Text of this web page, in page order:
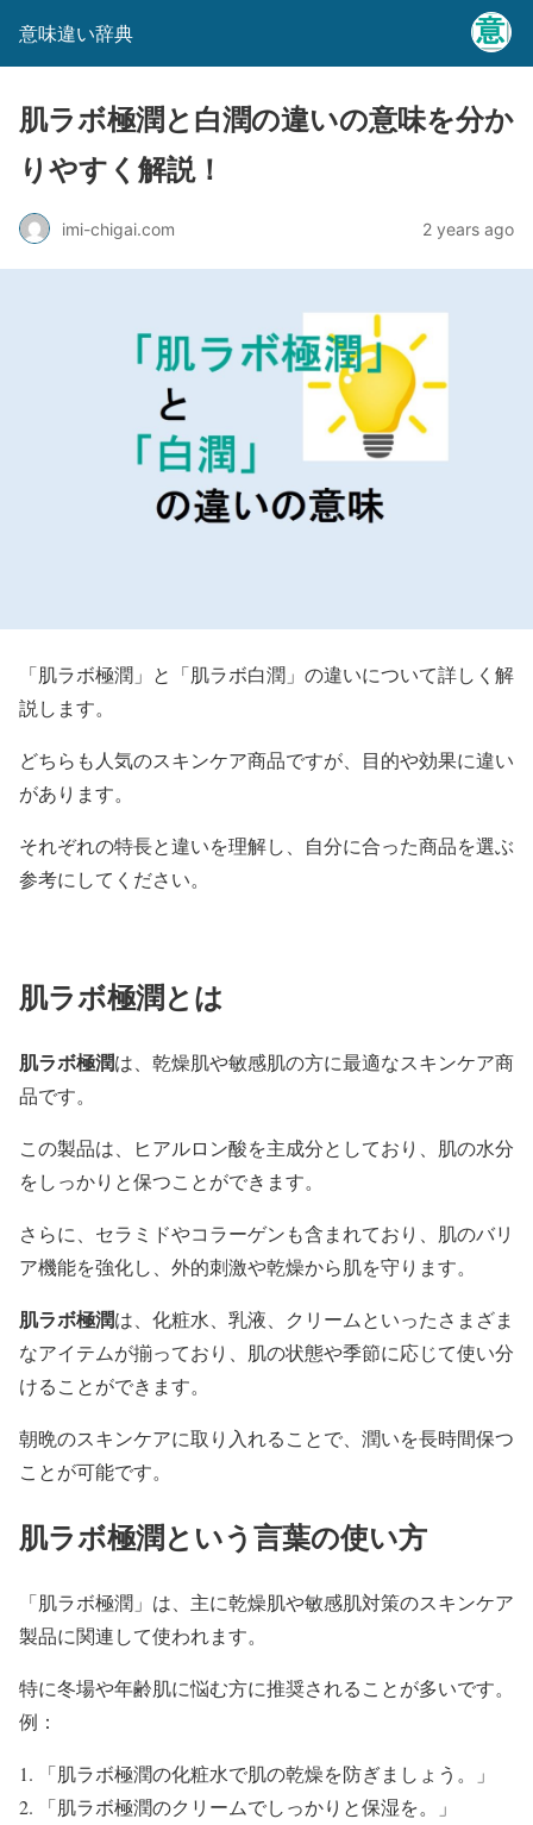
意味違い辞典
肌ラボ極潤と白潤の違いの意味を分か
りやすく解説！
imi-chigai.com 2 years ago
「肌ラボ極潤」と「肌ラボ白潤」の違いについて詳しく解
説します。
どちらも人気のスキンケア商品ですが、目的や効果に違い
があります。
それぞれの特長と違いを理解し、自分に合った商品を選ぶ
参考にしてください。
肌ラボ極潤とは
肌ラボ極潤は、乾燥肌や敏感肌の方に最適なスキンケア商
品です。
この製品は、ヒアルロン酸を主成分としており、肌の水分
をしっかりと保つことができます。
さらに、セラミドやコラーゲンも含まれており、肌のバリ
ア機能を強化し、外的刺激や乾燥から肌を守ります。
肌ラボ極潤は、化粧水、乳液、クリームといったさまざま
なアイテムが揃っており、肌の状態や季節に応じて使い分
けることができます。
朝晩のスキンケアに取り入れることで、潤いを長時間保つ
ことが可能です。
肌ラボ極潤という言葉の使い方
「肌ラボ極潤」は、主に乾燥肌や敏感肌対策のスキンケア
製品に関連して使われます。
特に冬場や年齢肌に悩む方に推奨されることが多いです。
例：
「肌ラボ極潤の化粧水で肌の乾燥を防ぎましょう。」
「肌ラボ極潤のクリームでしっかりと保湿を。」